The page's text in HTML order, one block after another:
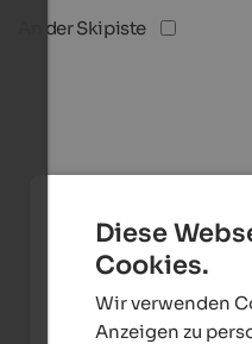
An der Skipiste
Diese
Cookies.
Wir verwenden
Anzeigen zu